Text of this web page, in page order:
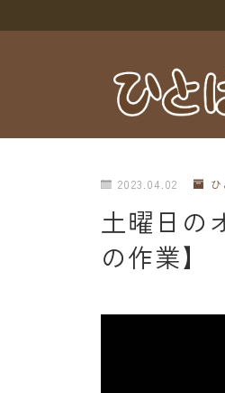
2023.04.02
土曜日の
の作業】